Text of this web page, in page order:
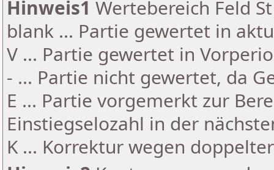
Hinweis1 Wertebereich Feld
blank ... Partie gewertet in
V ... Partie gewertet in
- ... Partie nicht gewertet, da
E ... Partie vorgemerkt zur
Einstiegselozahl in der
K ... Korrektur wegen